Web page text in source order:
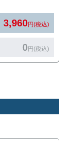
3,960円(税込)
0円(税込)